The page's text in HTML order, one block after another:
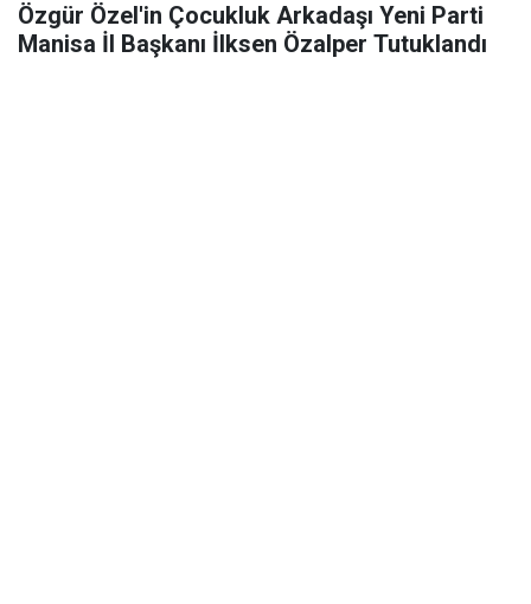
Özgür Özel'in Çocukluk Arkadaşı Yeni Parti
Manisa İl Başkanı İlksen Özalper Tutuklandı